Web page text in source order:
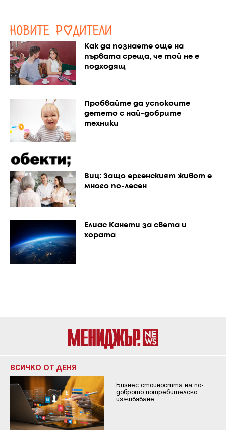
Как да познаете още на
първата среща, че той не е
подходящ
Пробвайте да успокоите
детето с най-добрите
техники
Виц: Защо ергенският живот е
много по-лесен
Елиас Канети за света и
хората
ВСИЧКО ОТ ДЕНЯ
Бизнес стойността на по-
доброто потребителско
изживяване